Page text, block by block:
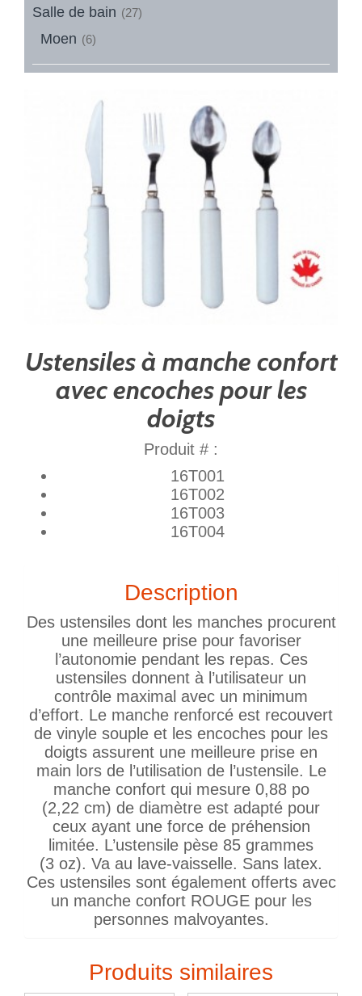
Salle de bain (27)
Moen (6)
Ustensiles à manche confort
avec encoches pour les
doigts
Produit # :
16T001
16T002
16T003
16T004
Description
Des ustensiles dont les manches procurent
une meilleure prise pour favoriser
l’autonomie pendant les repas. Ces
ustensiles donnent à l’utilisateur un
contrôle maximal avec un minimum
d’effort. Le manche renforcé est recouvert
de vinyle souple et les encoches pour les
doigts assurent une meilleure prise en
main lors de l’utilisation de l’ustensile. Le
manche confort qui mesure 0,88 po
(2,22 cm) de diamètre est adapté pour
ceux ayant une force de préhension
limitée. L’ustensile pèse 85 grammes
(3 oz). Va au lave-vaisselle. Sans latex.
Ces ustensiles sont également offerts avec
un manche confort ROUGE pour les
personnes malvoyantes.
Produits similaires